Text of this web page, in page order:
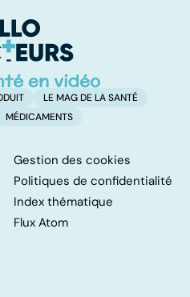
LE MAG DE LA SANTÉ
MÉDICAMENTS
Gestion des cookies
Politiques de confidentialité
Index thématique
Flux Atom